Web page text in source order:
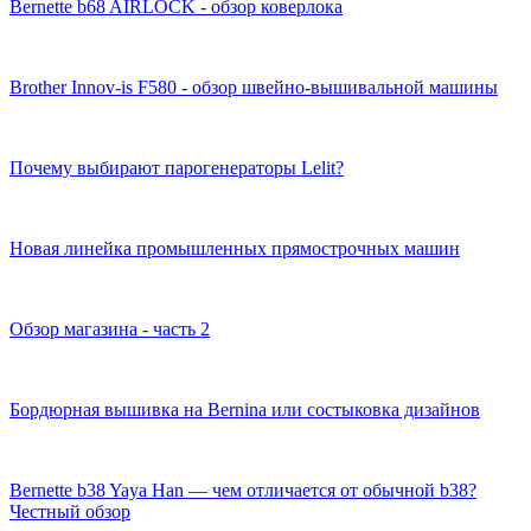
Bernette b68 AIRLOCK - обзор коверлока
Brother Innov-is F580 - обзор швейно-вышивальной машины
Почему выбирают парогенераторы Lelit?
Новая линейка промышленных прямострочных машин
Обзор магазина - часть 2
Бордюрная вышивка на Bernina или состыковка дизайнов
Bernette b38 Yaya Han — чем отличается от обычной b38?
Честный обзор